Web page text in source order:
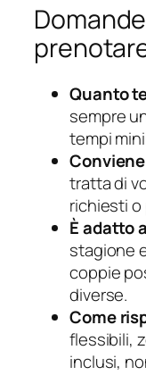
Quanto
sempre
tempi
tratta di
richiesti o
È adatto
stagione
coppie
diverse.
Come
flessibili,
inclusi,